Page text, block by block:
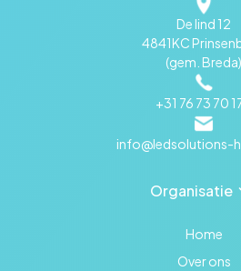
De lind 12
4841KC
(gem. Breda)
+31 76 73 70
info@ledsolutions-
Organisatie
Home
Over ons